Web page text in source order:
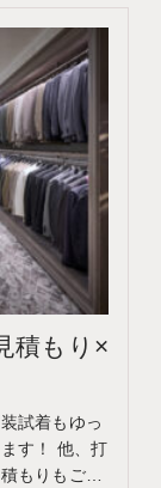
積もり×
試着もゆっ
す！ 他、打
もりもご提